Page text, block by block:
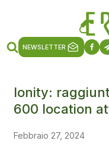
NEWSLETTER
Ionity:
600 location
Febbraio 27, 2024